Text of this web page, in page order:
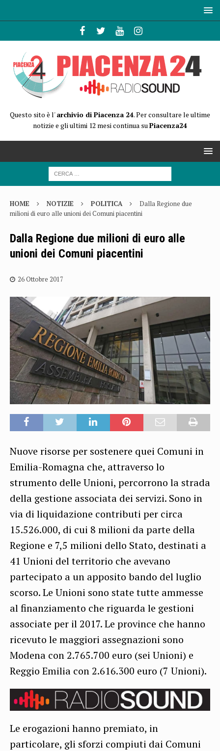
Questo sito è l'archivio di Piacenza 24. Per consultare le ultime
notizie e gli ultimi 12 mesi continua suPiacenza24
HOME NOTIZIE POLITICA
Dalla Regione due
milioni di euro alle unioni dei Comuni piacentini
Dalla Regione due milioni di euro alle
unioni dei Comuni piacentini
26 Ottobre 2017
Nuove risorse per sostenere quei Comuni in
Emilia-Romagna che, attraverso lo
strumento delle Unioni, percorrono la strada
della gestione associata dei servizi. Sono in
via di liquidazione contributi per circa
15.526.000, di cui 8 milioni da parte della
Regione e 7,5 milioni dello Stato, destinati a
41 Unioni del territorio che avevano
partecipato a un apposito bando del luglio
scorso. Le Unioni sono state tutte ammesse
al finanziamento che riguarda le gestioni
associate per il 2017. Le province che hanno
ricevuto le maggiori assegnazioni sono
Modena con 2.765.700 euro (sei Unioni) e
Reggio Emilia con 2.616.300 euro (7 Unioni).
Le erogazioni hanno premiato, in
particolare, gli sforzi compiuti dai Comuni